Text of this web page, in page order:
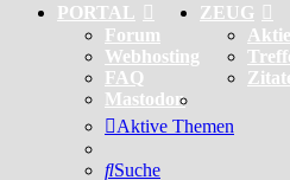
PORTAL
Forum
Webhosting
FAQ
Mastodon
ZEUG
Aktive Themen
Suche